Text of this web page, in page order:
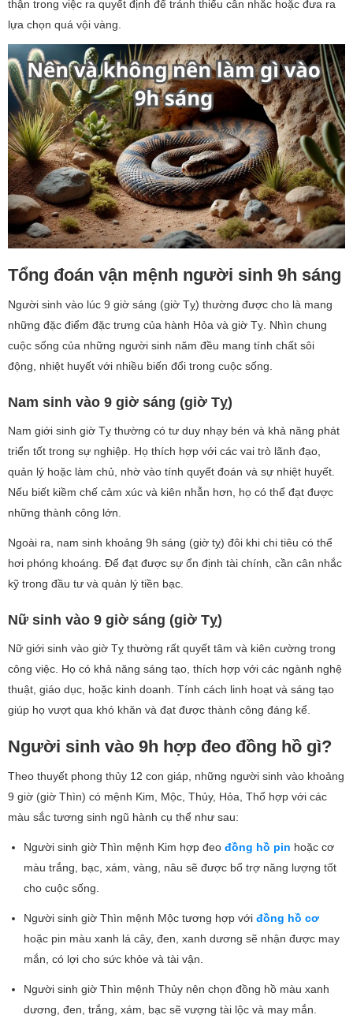
thận trong việc ra quyết định để tránh thiếu cân nhắc hoặc đưa ra
lựa chọn quá vội vàng.
Tổng đoán vận mệnh người sinh 9h sáng
Người sinh vào lúc 9 giờ sáng (giờ Tỵ) thường được cho là mang
những đặc điểm đặc trưng của hành Hỏa và giờ Tỵ. Nhìn chung
cuộc sống của những người sinh năm đều mang tính chất sôi
động, nhiệt huyết với nhiều biến đổi trong cuộc sống.
Nam sinh vào 9 giờ sáng (giờ Tỵ)
Nam giới sinh giờ Tỵ thường có tư duy nhạy bén và khả năng phát
triển tốt trong sự nghiệp. Họ thích hợp với các vai trò lãnh đạo,
quản lý hoặc làm chủ, nhờ vào tính quyết đoán và sự nhiệt huyết.
Nếu biết kiềm chế cảm xúc và kiên nhẫn hơn, họ có thể đạt được
những thành công lớn.
Ngoài ra, nam sinh khoảng 9h sáng (giờ tỵ) đôi khi chi tiêu có thể
hơi phóng khoáng. Để đạt được sự ổn định tài chính, cần cân nhắc
kỹ trong đầu tư và quản lý tiền bạc.
Nữ sinh vào 9 giờ sáng (giờ Tỵ)
Nữ giới sinh vào giờ Tỵ thường rất quyết tâm và kiên cường trong
công việc. Họ có khả năng sáng tạo, thích hợp với các ngành nghệ
thuật, giáo dục, hoặc kinh doanh. Tính cách linh hoạt và sáng tạo
giúp họ vượt qua khó khăn và đạt được thành công đáng kể.
Người sinh vào 9h hợp đeo đồng hồ gì?
Theo thuyết phong thủy 12 con giáp, những người sinh vào khoảng
9 giờ (giờ Thìn) có mệnh Kim, Mộc, Thủy, Hỏa, Thổ hợp với các
màu sắc tương sinh ngũ hành cụ thể như sau:
Người sinh giờ Thìn mệnh Kim hợp đeo đồng hồ pin hoặc cơ
màu trắng, bạc, xám, vàng, nâu sẽ được bổ trợ năng lượng tốt
cho cuộc sống.
Người sinh giờ Thìn mệnh Mộc tương hợp với đồng hồ cơ
hoặc pin màu xanh lá cây, đen, xanh dương sẽ nhận được may
mắn, có lợi cho sức khỏe và tài vận.
Người sinh giờ Thìn mệnh Thủy nên chọn đồng hồ màu xanh
dương, đen, trắng, xám, bạc sẽ vượng tài lộc và may mắn.